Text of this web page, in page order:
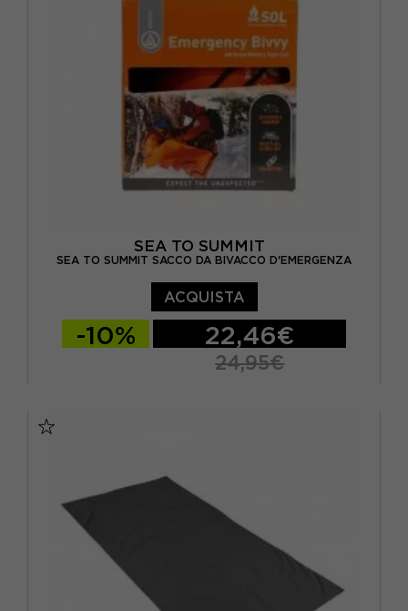
SEA TO SUMMIT
SEA TO SUMMIT SACCO DA BIVACCO D'EMERGENZA
ACQUISTA
-10% 22,46€
24,95€